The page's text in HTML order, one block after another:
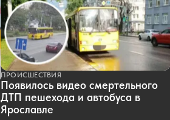
ПРОИСШЕСТВИЯ
Появилось видео смертельного
ДТП пешехода и автобуса в
Ярославле